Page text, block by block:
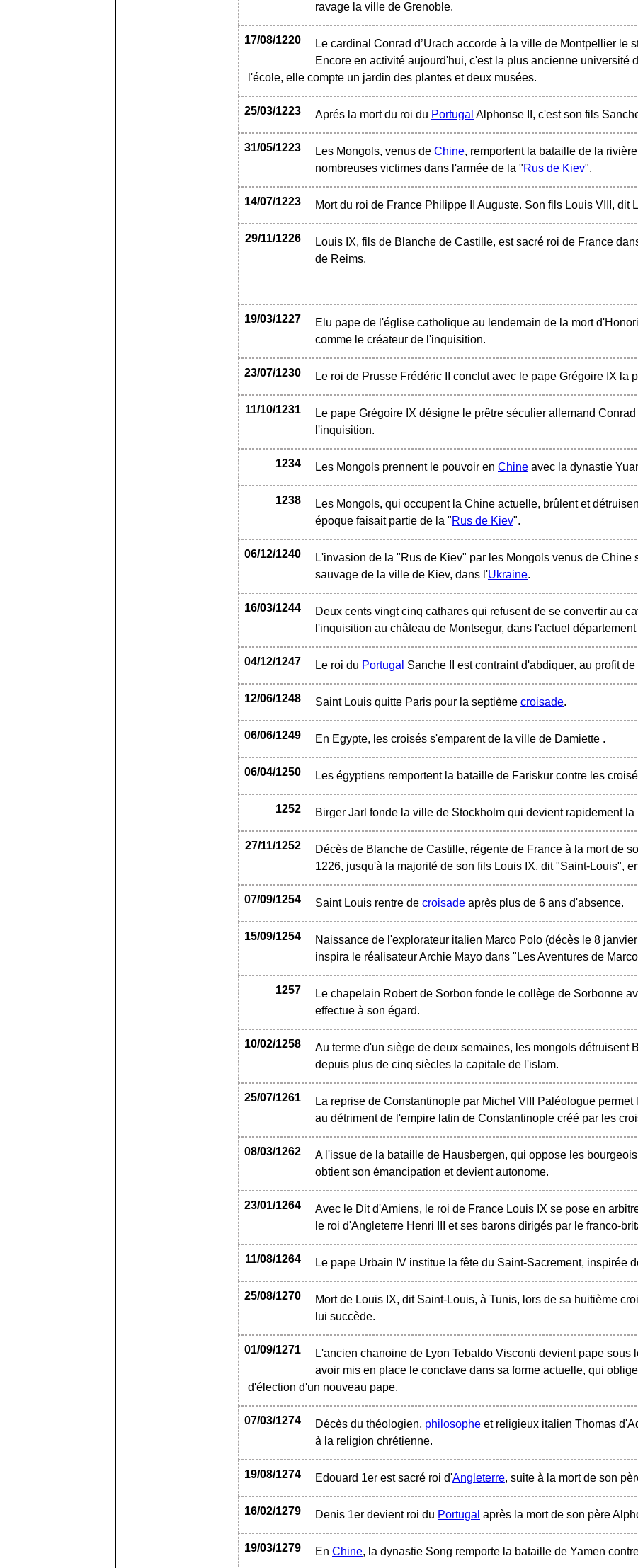
ravage la ville de Grenoble.
17/08/1220
Le cardinal Conrad d’Urach accorde à la ville de Montpellier le
Encore en activité aujourd'hui, c'est la plus ancienne université
l'école, elle compte un jardin des plantes et deux musées.
25/03/1223 Aprés la mort du roi du Portugal Alphonse II, c'est son fils
31/05/1223 Les Mongols, venus de Chine, remportent la bataille de la
nombreuses victimes dans l'armée de la "Rus de Kiev".
14/07/1223 Mort du roi de France Philippe II Auguste. Son fils Louis VIII, dit
29/11/1226
Louis IX, fils de Blanche de Castille, est sacré roi de France
de Reims.
19/03/1227
Elu pape de l'église catholique au lendemain de la mort
comme le créateur de l'inquisition.
23/07/1230 Le roi de Prusse Frédéric II conclut avec le pape Grégoire IX la
11/10/1231
Le pape Grégoire IX désigne le prêtre séculier allemand
l'inquisition.
1234 Les Mongols prennent le pouvoir en Chine avec la dynastie
1238
Les Mongols, qui occupent la Chine actuelle, brûlent et
époque faisait partie de la "Rus de Kiev".
06/12/1240
L'invasion de la "Rus de Kiev" par les Mongols venus de Chine
sauvage de la ville de Kiev, dans l'Ukraine.
16/03/1244
Deux cents vingt cinq cathares qui refusent de se convertir au
l'inquisition au château de Montsegur, dans l'actuel
04/12/1247 Le roi du Portugal Sanche II est contraint d'abdiquer, au profit
12/06/1248 Saint Louis quitte Paris pour la septième croisade.
06/06/1249 En Egypte, les croisés s'emparent de la ville de Damiette .
06/04/1250 Les égyptiens remportent la bataille de Fariskur contre les
1252 Birger Jarl fonde la ville de Stockholm qui devient rapidement
27/11/1252
Décès de Blanche de Castille, régente de France à la mort de
1226, jusqu'à la majorité de son fils Louis IX, dit "Saint-Louis",
07/09/1254 Saint Louis rentre de croisade après plus de 6 ans d'absence.
15/09/1254
Naissance de l'explorateur italien Marco Polo (décès le 8
inspira le réalisateur Archie Mayo dans "Les Aventures de
1257
Le chapelain Robert de Sorbon fonde le collège de Sorbonne
effectue à son égard.
10/02/1258
Au terme d'un siège de deux semaines, les mongols détruisent
depuis plus de cinq siècles la capitale de l'islam.
25/07/1261
La reprise de Constantinople par Michel VIII Paléologue
au détriment de l'empire latin de Constantinople créé par les
08/03/1262
A l'issue de la bataille de Hausbergen, qui oppose les
obtient son émancipation et devient autonome.
23/01/1264
Avec le Dit d'Amiens, le roi de France Louis IX se pose en
le roi d'Angleterre Henri III et ses barons dirigés par le franco-
11/08/1264 Le pape Urbain IV institue la fête du Saint-Sacrement, inspirée
25/08/1270
Mort de Louis IX, dit Saint-Louis, à Tunis, lors de sa huitième
lui succède.
01/09/1271
L'ancien chanoine de Lyon Tebaldo Visconti devient pape sous
avoir mis en place le conclave dans sa forme actuelle, qui
d'élection d'un nouveau pape.
07/03/1274 Décès du théologien, philosophe et religieux italien Thomas
à la religion chrétienne.
19/08/1274 Edouard 1er est sacré roi d'Angleterre, suite à la mort de son
16/02/1279 Denis 1er devient roi du Portugal après la mort de son père
19/03/1279 En Chine, la dynastie Song remporte la bataille de Yamen